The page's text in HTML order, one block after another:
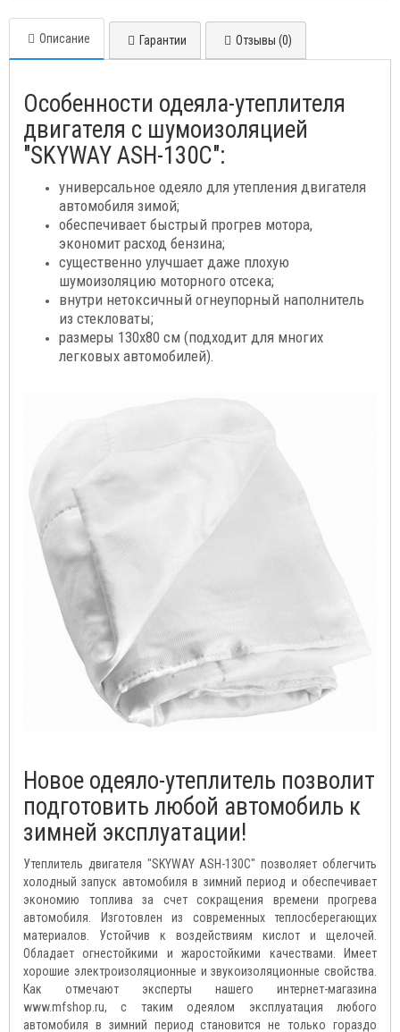
Описание Гарантии Отзывы (0)
Особенности одеяла-утеплителя
двигателя с шумоизоляцией
"SKYWAY ASH-130C":
универсальное одеяло для утепления двигателя
автомобиля зимой;
обеспечивает быстрый прогрев мотора,
экономит расход бензина;
существенно улучшает даже плохую
шумоизоляцию моторного отсека;
внутри нетоксичный огнеупорный наполнитель
из стекловаты;
размеры 130х80 см (подходит для многих
легковых автомобилей).
Новое одеяло-утеплитель позволит
подготовить любой автомобиль к
зимней эксплуатации!
Утеплитель двигателя "SKYWAY ASH-130C" позволяет облегчить
холодный запуск автомобиля в зимний период и обеспечивает
экономию топлива за счет сокращения времени прогрева
автомобиля. Изготовлен из современных теплосберегающих
материалов. Устойчив к воздействиям кислот и щелочей.
Обладает огнестойкими и жаростойкими качествами. Имеет
хорошие электроизоляционные и звукоизоляционные свойства.
Как отмечают эксперты нашего интернет-магазина
www.mfshop.ru, с таким одеялом эксплуатация любого
автомобиля в зимний период становится не только гораздо